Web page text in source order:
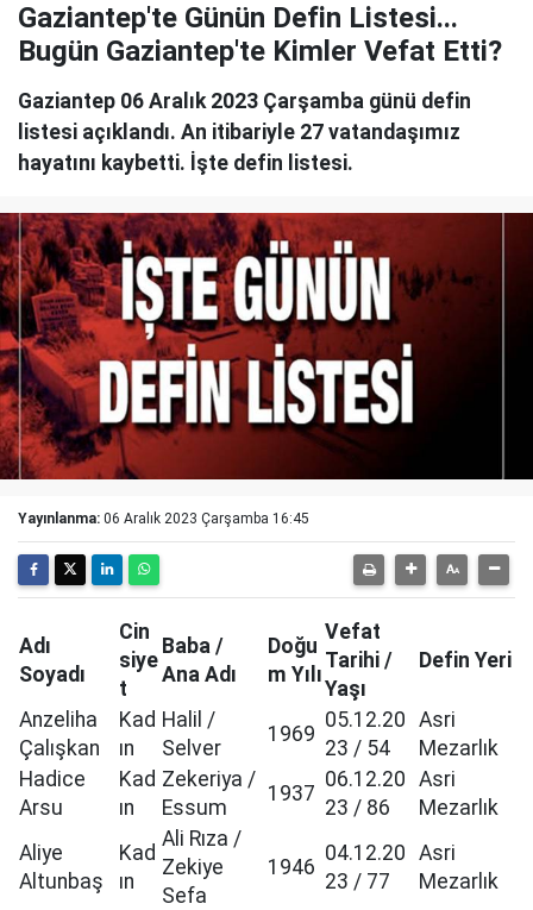
Gaziantep'te Günün Defin Listesi...
Bugün Gaziantep'te Kimler Vefat Etti?
Gaziantep 06 Aralık 2023 Çarşamba günü defin
listesi açıklandı. An itibariyle 27 vatandaşımız
hayatını kaybetti. İşte defin listesi.
Yayınlanma: 06 Aralık 2023 Çarşamba 16:45
Adı
Soyadı
Cin
siye
t
Baba /
Ana Adı
Doğu
m Yılı
Vefat
Tarihi /
Yaşı
Defin Yeri
Anzeliha
Çalışkan
Kad
ın
Halil /
Selver
1969
05.12.20
23 / 54
Asri
Mezarlık
Hadice
Arsu
Kad
ın
Zekeriya /
Essum
1937
06.12.20
23 / 86
Asri
Mezarlık
Aliye
Altunbaş
Kad
ın
Ali Rıza /
Zekiye
Sefa
1946
04.12.20
23 / 77
Asri
Mezarlık